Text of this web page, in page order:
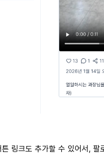
링크도 추가할 수 있어서,